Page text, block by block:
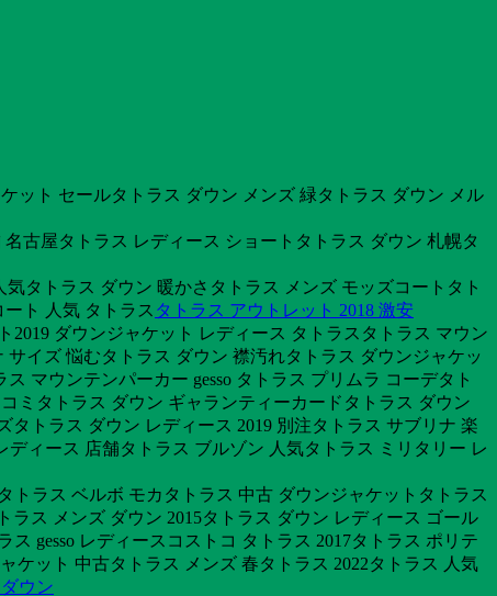
ット セールタトラス ダウン メンズ 緑タトラス ダウン メル
古屋タトラス レディース ショートタトラス ダウン 札幌タ
タトラス ダウン 暖かさタトラス メンズ モッズコートタト
ト 人気 タトラス タトラス アウトレット 2018 激安
ダウンジャケット レディース タトラスタトラス マウン
イズ 悩むタトラス ダウン 襟汚れタトラス ダウンジャケッ
マウンテンパーカー gesso タトラス プリムラ コーデタト
ミタトラス ダウン ギャランティーカードタトラス ダウン
トラス ダウン レディース 2019 別注タトラス サブリナ 楽
ィース 店舗タトラス ブルゾン 人気タトラス ミリタリー レ
ラス ベルボ モカタトラス 中古 ダウンジャケットタトラス
ス メンズ ダウン 2015タトラス ダウン レディース ゴール
gesso レディースコストコ タトラス 2017タトラス ポリテ
ケット 中古タトラス メンズ 春タトラス 2022タトラス 人気
ウン